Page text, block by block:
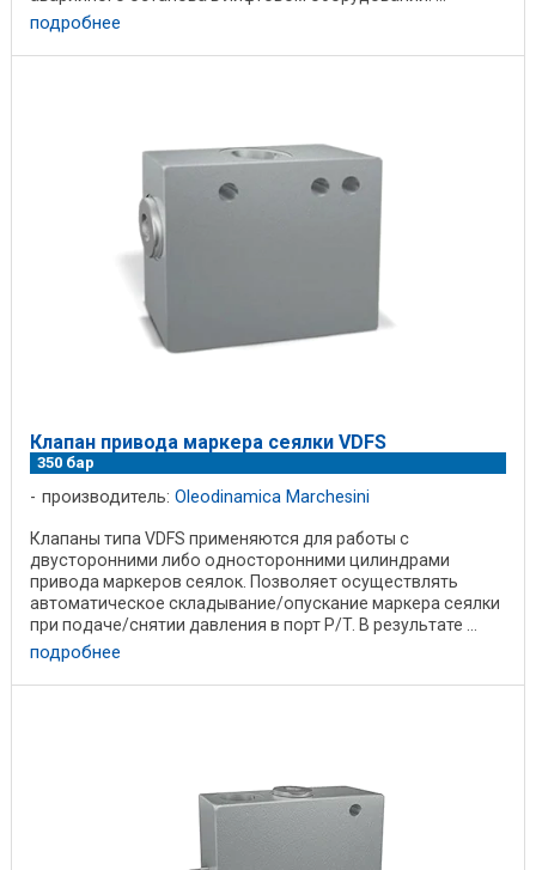
подробнее
Клапан привода маркера сеялки VDFS
350 бар
производитель: Oleodinamica Marchesini
Клапаны типа VDFS применяются для работы с
двусторонними либо односторонними цилиндрами
привода маркеров сеялок. Позволяет осуществлять
автоматическое складывание/опускание маркера сеялки
при подаче/снятии давления в порт P/T. В результате ...
подробнее